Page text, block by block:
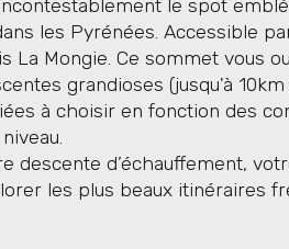
noire" est requis. Sur les
le rythme sera adapté à votre
condition physique.
le spot
les Pyrénées. Accessible
La Mongie. Ce sommet vous
grandioses (jusqu'à 10km
à choisir en fonction des
descente d’échauffement,
les plus beaux itinéraires